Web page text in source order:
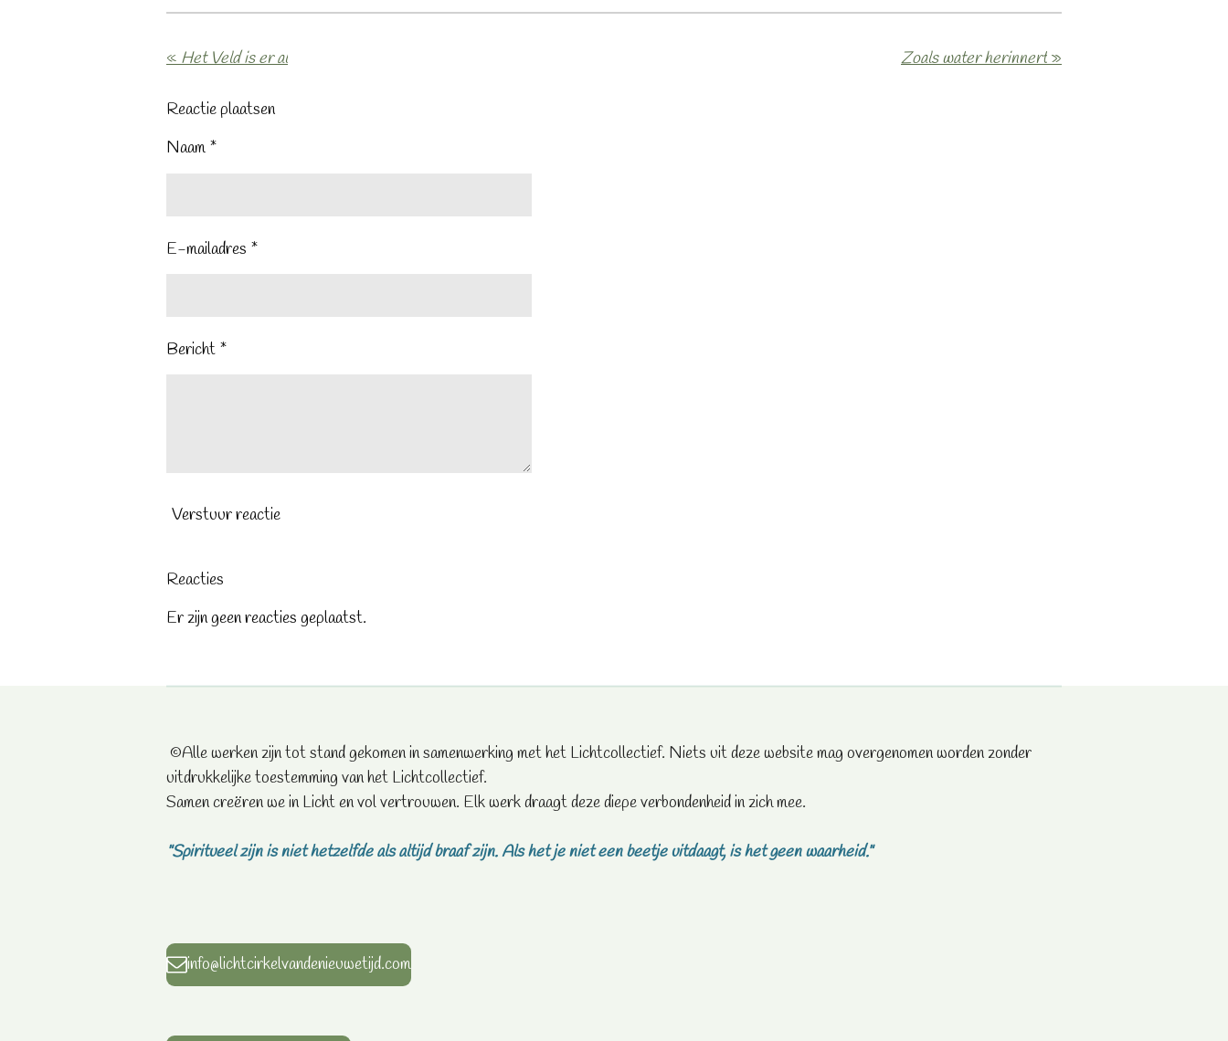
«Het Veld is er al Zoals water herinnert»
Reactie plaatsen
Naam *
E-mailadres *
Bericht *
Verstuur reactie
Reacties
Er zijn geen reacties geplaatst.
©Alle werken zijn tot stand gekomen in samenwerking met het Lichtcollectief. Niets uit deze website mag overgenomen worden zonder
uitdrukkelijke toestemming van het Lichtcollectief.
Samen creëren we in Licht en vol vertrouwen. Elk werk draagt deze diepe verbondenheid in zich mee.
"Spiritueel zijn is niet hetzelfde als altijd braaf zijn.Als het je niet een beetje uitdaagt, is het geen waarheid."
info@lichtcirkelvandenieuwetijd.com